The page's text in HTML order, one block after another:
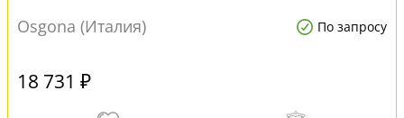
Osgona (Италия) По запросу
18 731 ₽